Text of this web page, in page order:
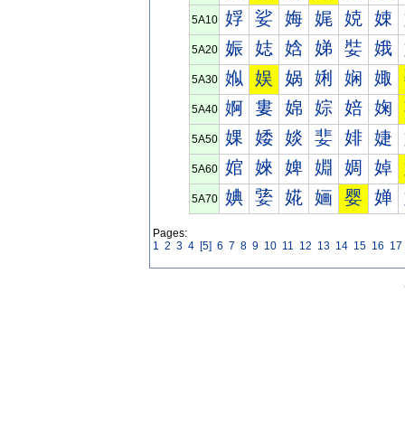
5A10 娐 娑 娒 娓 娔 娕
5A20 娠 娡 娢 娣 娤 娥
5A30 娰 娱 娲 娳 娴 娵
5A40 婀 婁 婂 婃 婄 婅
5A50 婐 婑 婒 婓 婔 婕
5A60 婠 婡 婢 婣 婤 婥
5A70 婰 婱 婲 婳 婴 婵
Pages:
1 2 3 4 [5] 6 7 8 9 10 11 12 13 14 15 16 17